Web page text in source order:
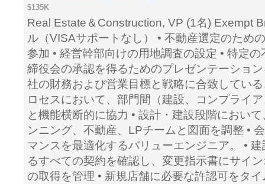
$135K
Real Estate＆Construction, VP (1名) Exempt
ル（VISAサポートなし） • 不動産選定のため
参加 • 経営幹部向けの用地調査の設定 • 特定
締役会の承認を得るためのプレゼンテーショ
社の財務および営業目標と戦略に合致してい
ロセスにおいて、部門間（建設、コンプライ
と機能横断的に協力 • 設計・建設段階におい
ンニング、不動産、LPチームと図面を調整 •
マンスを最適化するバリューエンジニア。 •
るすべての契約を確認し、変更指示書にサイ
の取得を管理 • 新規店舗に必要な許認可をタ